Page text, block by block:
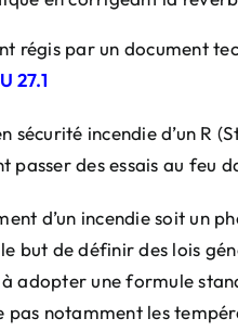
régis par un document
27.1
incendie d’un R
des essais au feu
d’un incendie soit un
but de définir des lois
adopter une formule
notamment les